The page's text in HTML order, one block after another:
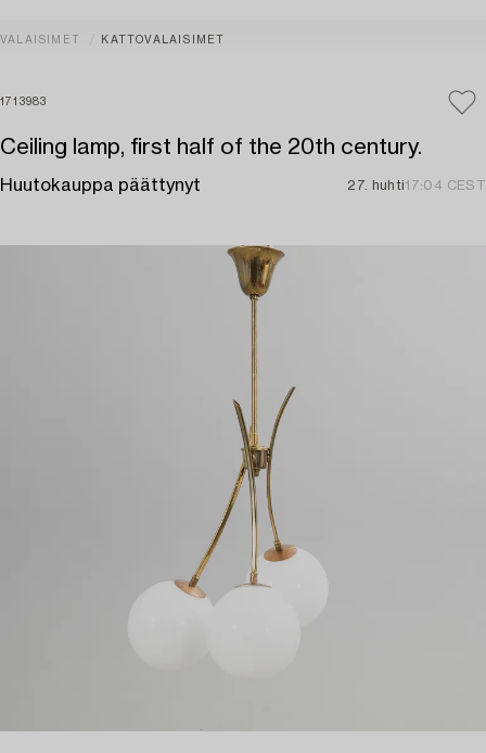
VALAISIMET KATTOVALAISIMET
1713983
Ceiling lamp, first half of the 20th century.
Huutokauppa päättynyt 27. huhti17:04 CEST